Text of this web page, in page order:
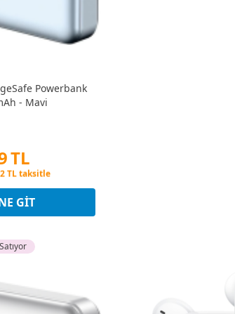
Powerbank
- Mavi
TL
3 Taksit
3 Taksit
GIT